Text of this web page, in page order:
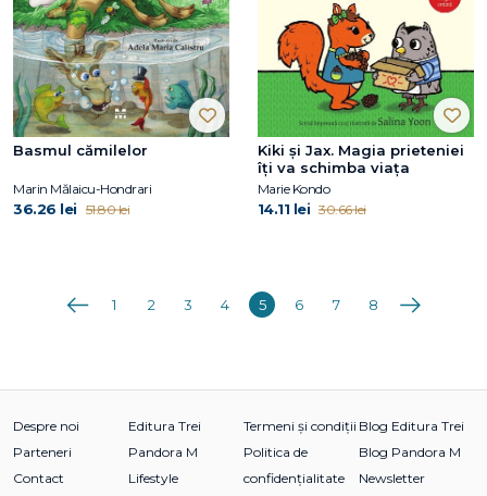
Basmul cămilelor
Marin Mălaicu-Hondrari
36.26 lei 51.80 lei
Kiki și Jax. Magia prieteniei
îți va schimba viața
Marie Kondo
14.11 lei 30.66 lei
Anterioara
1 2 3 4 5 6 7 8 Următoarea
Despre noi
Parteneri
Contact
Editura Trei
Pandora M
Lifestyle
Termeni și condiții
Politica de
confidențialitate
Blog Editura Trei
Blog Pandora M
Newsletter